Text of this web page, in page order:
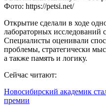
Фото: https://petsi.net/
Открытие сделали в ходе
лабораторных исследований
Специалисты оценивали
проблемы, стратегически
а также память и логику.
Сейчас читают:
Новосибирский академик
премии